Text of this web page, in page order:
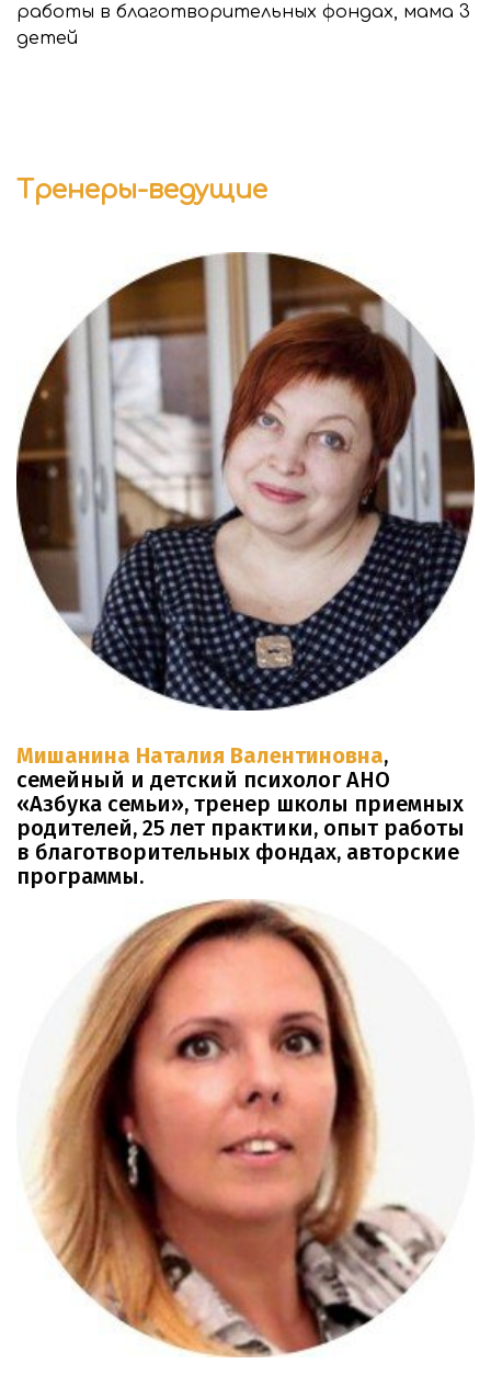
работы в благотворительных фондах, мама 3
детей
Тренеры-ведущие
Мишанина Наталия Валентиновна,
семейный и детский психолог АНО
«Азбука семьи», тренер школы приемных
родителей, 25 лет практики, опыт работы
в благотворительных фондах, авторские
программы.